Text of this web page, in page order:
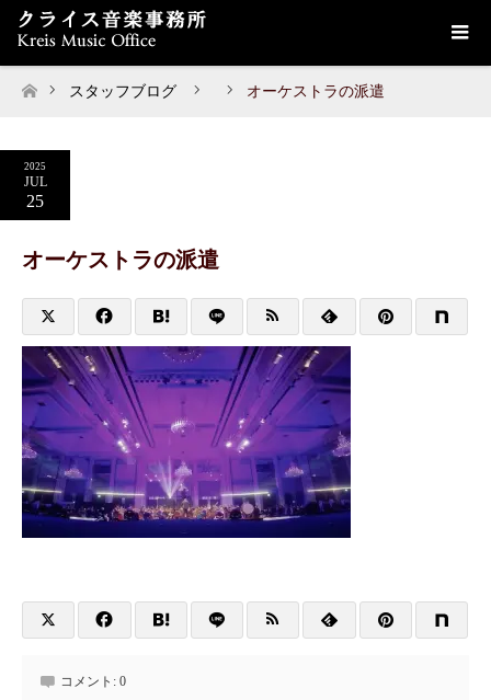
スタッフブログ オーケストラの派遣
2025
JUL
25
オーケストラの派遣
コメント: 0